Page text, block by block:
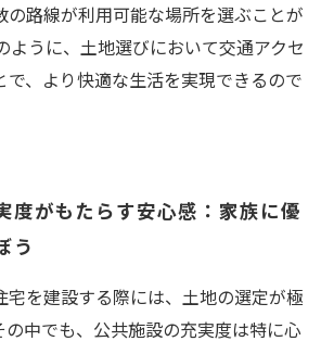
の路線が利用可能な場所を選ぶことが
ように、土地選びにおいて交通アクセ
で、より快適な生活を実現できるので
度がもたらす安心感：家族に優
う
宅を建設する際には、土地の選定が極
の中でも、公共施設の充実度は特に心